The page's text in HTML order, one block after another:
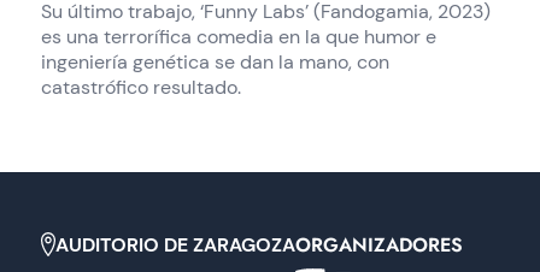
Su último trabajo, ‘Funny Labs’ (Fandogamia, 2023)
es una terrorífica comedia en la que humor e
ingeniería genética se dan la mano, con
catastrófico resultado.
AUDITORIO DE ZARAGOZAORGANIZADORES